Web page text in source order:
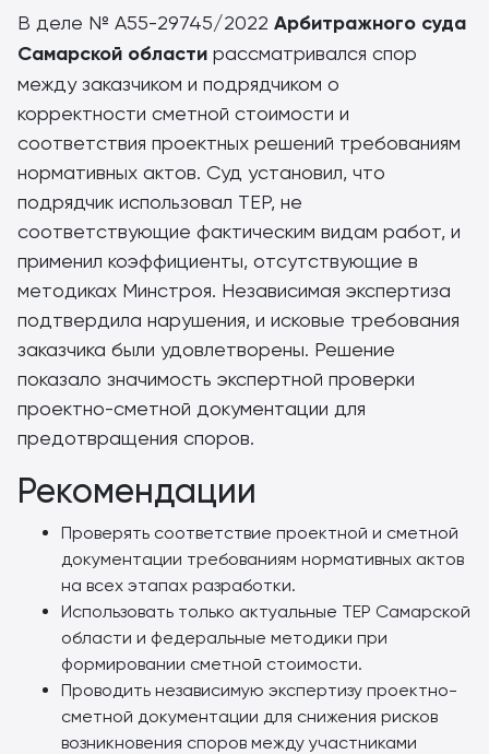
В деле № А55-29745/2022 Арбитражного суда
Самарской области рассматривался спор
между заказчиком и подрядчиком о
корректности сметной стоимости и
соответствия проектных решений требованиям
нормативных актов. Суд установил, что
подрядчик использовал ТЕР, не
соответствующие фактическим видам работ, и
применил коэффициенты, отсутствующие в
методиках Минстроя. Независимая экспертиза
подтвердила нарушения, и исковые требования
заказчика были удовлетворены. Решение
показало значимость экспертной проверки
проектно-сметной документации для
предотвращения споров.
Рекомендации
Проверять соответствие проектной и сметной
документации требованиям нормативных актов
на всех этапах разработки.
Использовать только актуальные ТЕР Самарской
области и федеральные методики при
формировании сметной стоимости.
Проводить независимую экспертизу проектно-
сметной документации для снижения рисков
возникновения споров между участниками